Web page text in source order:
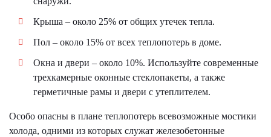
Крыша – около 25% от общих утечек тепла.
Пол – около 15% от всех теплопотерь в доме.
Окна и двери – около 10%. Используйте современные
трехкамерные оконные стеклопакеты, а также
герметичные рамы и двери с утеплителем.
Особо опасны в плане теплопотерь всевозможные мостики
холода, одними из которых служат железобетонные